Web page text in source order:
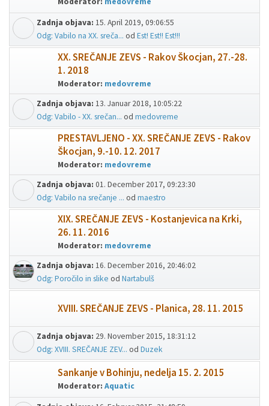
Zadnja objava: 15. April 2019, 09:06:55
Odg: Vabilo na XX. sreča... od Est! Est!! Est!!!
XX. SREČANJE ZEVS - Rakov Škocjan, 27.-28.
1. 2018
Moderator: medovreme
Zadnja objava: 13. Januar 2018, 10:05:22
Odg: Vabilo - XX. srečan... od medovreme
PRESTAVLJENO - XX. SREČANJE ZEVS - Rakov
Škocjan, 9.-10. 12. 2017
Moderator: medovreme
Zadnja objava: 01. December 2017, 09:23:30
Odg: Vabilo na srečanje ... od maestro
XIX. SREČANJE ZEVS - Kostanjevica na Krki,
26. 11. 2016
Moderator: medovreme
Zadnja objava: 16. December 2016, 20:46:02
Odg: Poročilo in slike od Nartabulš
XVIII. SREČANJE ZEVS - Planica, 28. 11. 2015
Zadnja objava: 29. November 2015, 18:31:12
Odg: XVIII. SREČANJE ZEV... od Duzek
Sankanje v Bohinju, nedelja 15. 2. 2015
Moderator: Aquatic